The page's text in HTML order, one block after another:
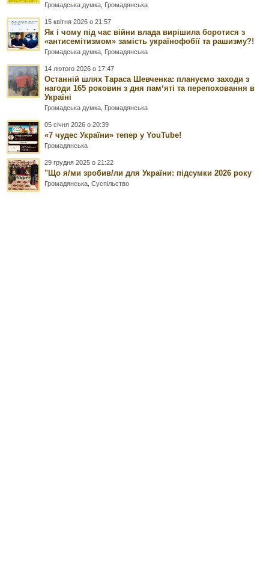
Громадська думка Громадянська
15 квітня 2026 о 21:57
Як і чому під час війни влада вирішила боротися з
«антисемітизмом» замість українофобії та рашизму?!
Громадська думка Громадянська
14 лютого 2026 о 17:47
Останній шлях Тараса Шевченка: плануємо заходи з
нагоди 165 роковин з дня памʼяті та перепоховання в
Україні
Громадська думка Громадянська
05 січня 2026 о 20:39
«7 чудес України» тепер у YouTube!
Громадянська
29 грудня 2025 о 21:22
"Що я/ми зробив/ли для України: підсумки 2026 року
Громадянська ,Суспільство